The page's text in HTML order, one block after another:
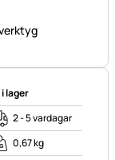
i lager
2 - 5 vardagar
0,67 kg